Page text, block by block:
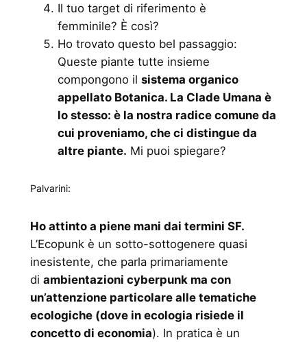
Il tuo target di riferimento è
femminile? È così?
Ho trovato questo bel passaggio:
Queste piante tutte insieme
compongono il sistema organico
appellato Botanica. La Clade Umana è
lo stesso: è la nostra radice comune da
cui proveniamo, che ci distingue da
altre piante. Mi puoi spiegare?
Palvarini:
Ho attinto a piene mani dai termini SF.
L’Ecopunk è un sotto-sottogenere quasi
inesistente, che parla primariamente
di ambientazioni cyberpunk ma con
un’attenzione particolare alle tematiche
ecologiche (dove in ecologia risiede il
concetto di economia). In pratica è un